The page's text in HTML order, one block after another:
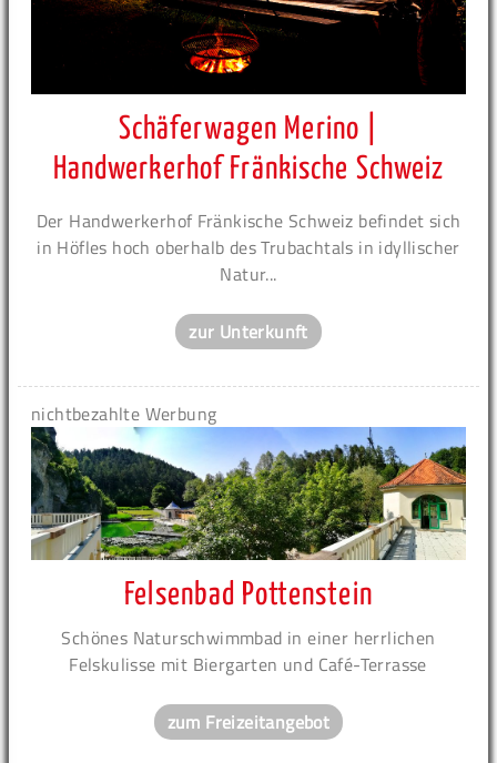
Schäferwagen Merino |
Handwerkerhof Fränkische Schweiz
Der Handwerkerhof Fränkische Schweiz befindet sich
in Höfles hoch oberhalb des Trubachtals in idyllischer
Natur...
zur Unterkunft
nichtbezahlte Werbung
Felsenbad Pottenstein
Schönes Naturschwimmbad in einer herrlichen
Felskulisse mit Biergarten und Café-Terrasse
zum Freizeitangebot